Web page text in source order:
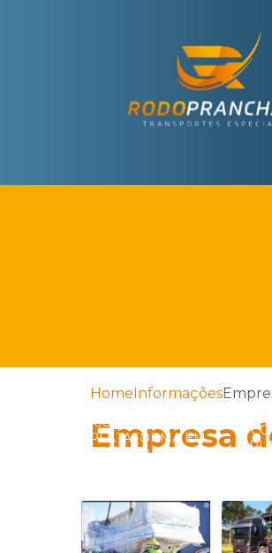
TRANSPORTADORA
COM CAMINHÃO
PLATAFORMA EM
SÃO PAULO
Home Informações
Empresa